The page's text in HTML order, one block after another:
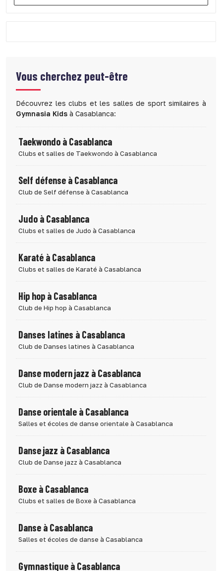
Vous cherchez peut-être
Découvrez les clubs et les salles de sport similaires à
Gymnasia Kids à Casablanca:
Taekwondo à Casablanca
Clubs et salles de Taekwondo à Casablanca
Self défense à Casablanca
Club de Self défense à Casablanca
Judo à Casablanca
Clubs et salles de Judo à Casablanca
Karaté à Casablanca
Clubs et salles de Karaté à Casablanca
Hip hop à Casablanca
Club de Hip hop à Casablanca
Danses latines à Casablanca
Club de Danses latines à Casablanca
Danse modern jazz à Casablanca
Club de Danse modern jazz à Casablanca
Danse orientale à Casablanca
Salles et écoles de danse orientale à Casablanca
Danse jazz à Casablanca
Club de Danse jazz à Casablanca
Boxe à Casablanca
Clubs et salles de Boxe à Casablanca
Danse à Casablanca
Salles et écoles de danse à Casablanca
Gymnastique à Casablanca